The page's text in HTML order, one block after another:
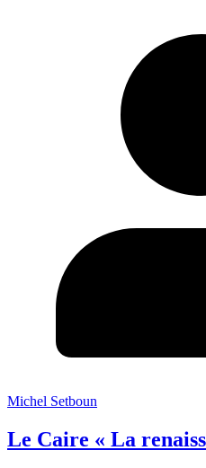
Michel Setboun
Le Caire « La